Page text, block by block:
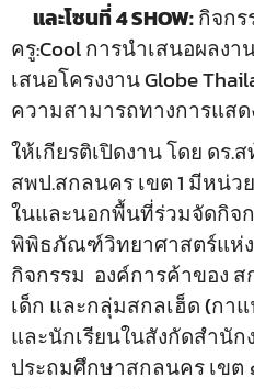
และโซนที่4 SHOW:กิจกร
ครู:Cool การนำเสนอผลง
เสนอโครงงาน Globe
ความสามารถทางการแสด
ให้เกียรติเปิดงาน โดย ดร.
สพป.สกลนคร เขต 1 มีหน่
ในและนอกพื้นที่ร่วมจัดกิจ
พิพิธภัณฑ์วิทยาศาสตร์แห่
กิจกรรม องค์การค้าของ
เด็ก และกลุ่มสกลเฮ็ด (ก
และนักเรียนในสังกัดสำนั
ประถมศึกษาสกลนคร เขต